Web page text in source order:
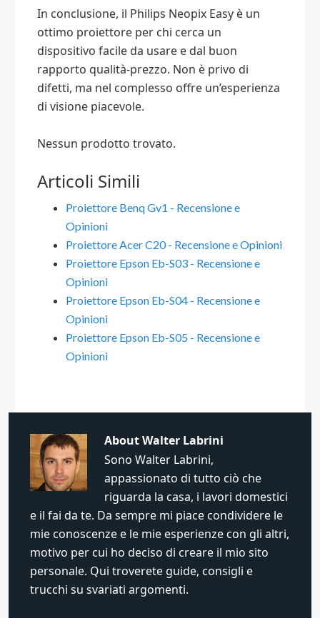
In conclusione, il Philips Neopix Easy è un
ottimo proiettore per chi cerca un
dispositivo facile da usare e dal buon
rapporto qualità-prezzo. Non è privo di
difetti, ma nel complesso offre un’esperienza
di visione piacevole.
Nessun prodotto trovato.
Articoli Simili
Proiettore Benq Gv1 - Recensione e
Opinioni
Proiettore Acer C20 - Recensione e Opinioni
Proiettore Epson Eb-S03 - Recensione e
Opinioni
Proiettore Epson Eb-S04 - Recensione e
Opinioni
Proiettore Epson Eb-S05 - Recensione e
Opinioni
AboutWalter Labrini
Sono Walter Labrini,
appassionato di tutto ciò che
riguarda la casa, i lavori domestici
e il fai da te. Da sempre mi piace condividere le
mie conoscenze e le mie esperienze con gli altri,
motivo per cui ho deciso di creare il mio sito
personale. Qui troverete guide, consigli e
trucchi su svariati argomenti.